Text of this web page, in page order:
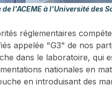
l'ACEME à l'Université des
réglementaires
appelée "G3" de nos
dans le laboratoire, qui
nationales en
en introduisant des